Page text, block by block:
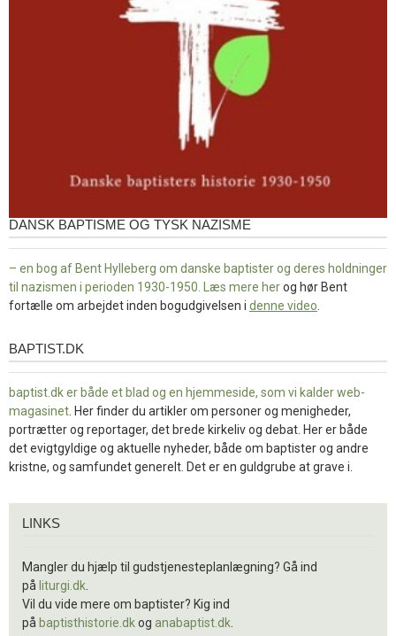
DANSK BAPTISME OG TYSK NAZISME
– en bog af Bent Hylleberg om danske baptister og deres holdninger
til nazismen i perioden 1930-1950. Læs mere herog hør Bent
fortælle om arbejdet inden bogudgivelsen i denne video
baptist.dk
BAPTIST.DK
baptist.dk er både et blad og en hjemmeside, som vi kalder web-
magasinet . Her finder du artikler om personer og menigheder,
portrætter og reportager, det brede kirkeliv og debat. Her er både
det evigtgyldige og aktuelle nyheder, både om baptister og andre
kristne, og samfundet generelt. Det er en guldgrube at grave i.
LINKS
Mangler du hjælp til gudstjenesteplanlægning? Gå ind
på liturgi.dk
Vil du vide mere om baptister? Kig ind
på baptisthistorie.dkog anabaptist.dk